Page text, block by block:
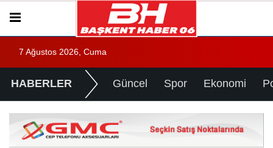
7 Ağustos 2026, Cuma
HABERLER Güncel Spor Ekonomi